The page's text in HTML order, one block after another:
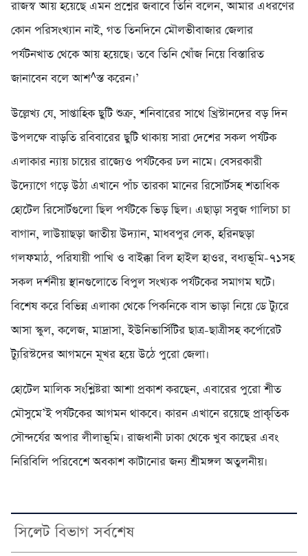
রাজস্ব আয় হয়েছে এমন প্রশ্নের জবাবে তিনি বলেন, আমার এধরণের
কোন পরিসংখ্যান নাই, গত তিনদিনে মৌলভীবাজার জেলার
পর্যটনখাত থেকে আয় হয়েছে। তবে তিনি খোঁজ নিয়ে বিস্তারিত
জানাবেন বলে আশ^স্ত করেন।’
উল্লেখ্য যে, সাপ্তাহিক ছুটি শুক্র, শনিবারের সাথে খ্রিস্টানদের বড় দিন
উপলক্ষে বাড়তি রবিবারের ছুটি থাকায় সারা দেশের সকল পর্যটক
এলাকার ন্যায় চায়ের রাজ্যেও পর্যটকের ঢল নামে। বেসরকারী
উদ্যোগে গড়ে উঠা এখানে পাঁচ তারকা মানের রিসোর্টসহ শতাধিক
হোটেল রিসোর্টগুলো ছিল পর্যটকে ভিড় ছিল। এছাড়া সবুজ গালিচা চা
বাগান, লাউয়াছড়া জাতীয় উদ্যান, মাধবপুর লেক, হরিনছড়া
গলফমাঠ, পরিযায়ী পাখি ও বাইক্কা বিল হাইল হাওর, বধ্যভূমি-৭১সহ
সকল দর্শনীয় স্থানগুলোতে বিপুল সংখ্যক পর্যটকের সমাগম ঘটে।
বিশেষ করে বিভিন্ন এলাকা থেকে পিকনিকে বাস ভাড়া নিয়ে ডে ট্যুরে
আসা স্কুল, কলেজ, মাদ্রাসা, ইউনিভার্সিটির ছাত্র-ছাত্রীসহ কর্পোরেট
ট্যুরিস্টদের আগমনে মূখর হয়ে উঠে পুরো জেলা।
হোটেল মালিক সংশ্লিষ্টরা আশা প্রকাশ করছেন, এবারের পুরো শীত
মৌসুমে’ই পর্যটকের আগমন থাকবে। কারন এখানে রয়েছে প্রাকৃতিক
সৌন্দর্যের অপার লীলাভূমি। রাজধানী ঢাকা থেকে খুব কাছের এবং
নিরিবিলি পরিবেশে অবকাশ কাটানোর জন্য শ্রীমঙ্গল অতুলনীয়।
সিলেট বিভাগ সর্বশেষ